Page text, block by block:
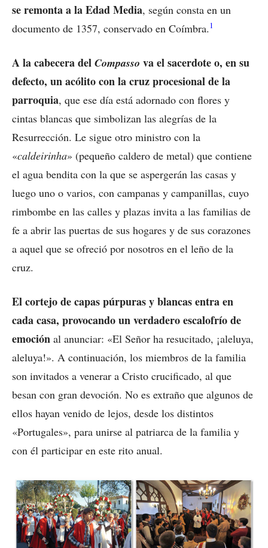
se remonta a la Edad Media, según consta en un
documento de 1357, conservado en Coímbra.1
A la cabecera del Compasso va el sacerdote o, en su
defecto, un acólito con la cruz procesional de la
parroquia, que ese día está adornado con flores y
cintas blancas que simbolizan las alegrías de la
Resurrección. Le sigue otro ministro con la
«caldeirinha» (pequeño caldero de metal) que contiene
el agua bendita con la que se aspergerán las casas y
luego uno o varios, con campanas y campanillas, cuyo
rimbombe en las calles y plazas invita a las familias de
fe a abrir las puertas de sus hogares y de sus corazones
a aquel que se ofreció por nosotros en el leño de la
cruz.
El cortejo de capas púrpuras y blancas entra en
cada casa, provocando un verdadero escalofrío de
emoción al anunciar: «El Señor ha resucitado, ¡aleluya,
aleluya!». A continuación, los miembros de la familia
son invitados a venerar a Cristo crucificado, al que
besan con gran devoción. No es extraño que algunos de
ellos hayan venido de lejos, desde los distintos
«Portugales», para unirse al patriarca de la familia y
con él participar en este rito anual.